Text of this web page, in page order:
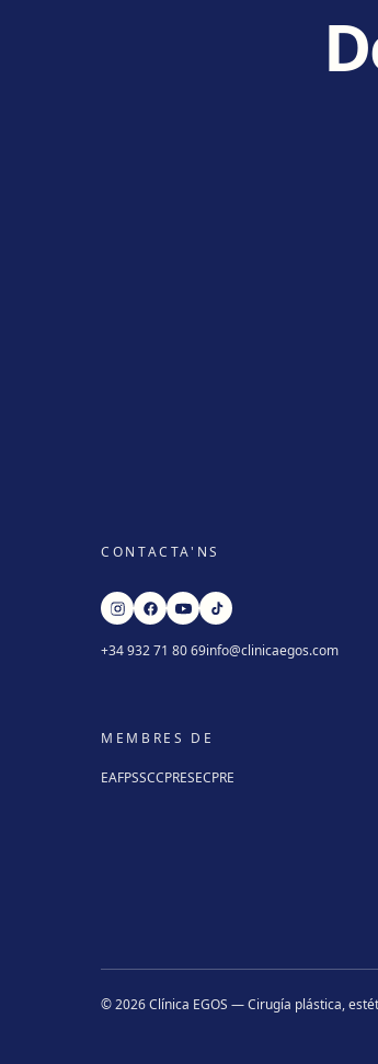
CONTACTA'NS
+34 932 71 80 69info@clinicaegos.com
MEMBRES DE
EAFPSSCCPRESECPRE
©2026Clínica EGOS — Cirugía plástica,